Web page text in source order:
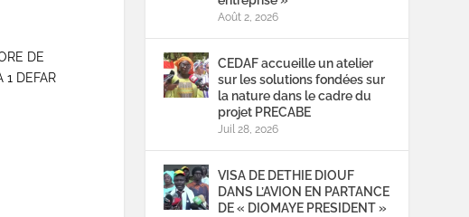
DE
1 DEFAR
Août 2, 2026
CEDAF accueille un atelier
sur les solutions fondées sur
la nature dans le cadre du
projet PRECABE
Juil 28, 2026
VISA DE DETHIE DIOUF
DANS L’AVION EN PARTANCE
DE « DIOMAYE PRESIDENT »